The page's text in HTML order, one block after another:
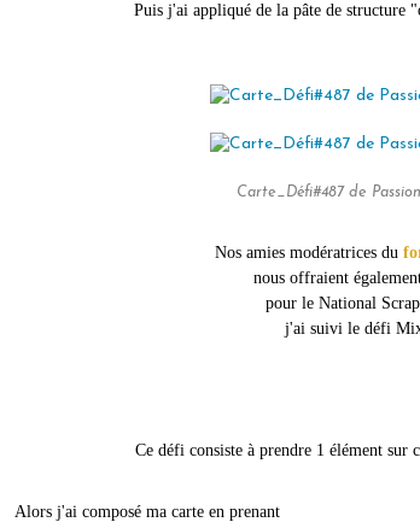
Puis j'ai appliqué de la pâte de
Carte_Défi#487 de
Nos amies modératrices du
nous offraient
pour le National
j'ai suivi le défi
Ce défi consiste à prendre 1 élément sur
Alors j'ai composé ma carte en prenant